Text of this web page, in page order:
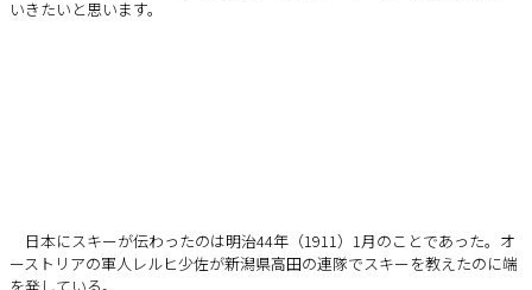
いきたいと思います。
日本にスキーが伝わったのは明治44年（1911）1月のことであった。オ
ーストリアの軍人レルヒ少佐が新潟県高田の連隊でスキーを教えたのに端